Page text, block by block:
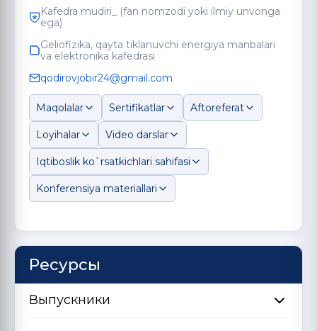
Kafedra mudiri_ (fan nomzodi yoki ilmiy unvonga
ega)
Geliofizika, qayta tiklanuvchi energiya manbalari
va elektronika kafedrasi
qodirovjobir24@gmail.com
Maqolalar Sertifikatlar Aftoreferat
Loyihalar Video darslar
Iqtiboslik ko`rsatkichlari sahifasi
Konferensiya materiallari
Ресурсы
Выпускники